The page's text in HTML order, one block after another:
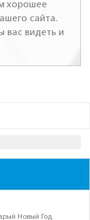
хорошее
сайта.
вас видеть и
Новый Год